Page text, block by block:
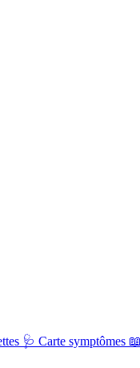
🩺 Carte symptômes 📖